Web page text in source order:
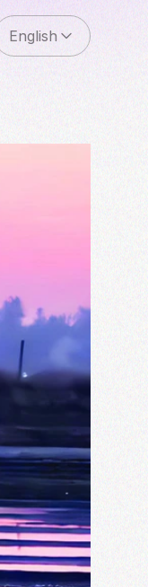
English